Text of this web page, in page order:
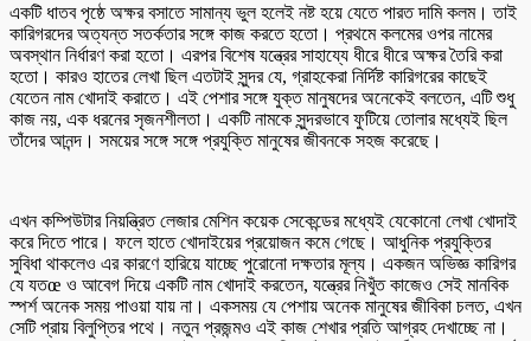
একটি ধাতব পৃষ্ঠে অক্ষর বসাতে সামান্য ভুল হলেই নষ্ট হয়ে যেতে পারত দামি কলম। তাই
কারিগরদের অত্যন্ত সতর্কতার সঙ্গে কাজ করতে হতো। প্রথমে কলমের ওপর নামের
অবস্থান নির্ধারণ করা হতো। এরপর বিশেষ যন্ত্রের সাহায্যে ধীরে ধীরে অক্ষর তৈরি করা
হতো। কারও হাতের লেখা ছিল এতটাই সুন্দর যে, গ্রাহকেরা নির্দিষ্ট কারিগরের কাছেই
যেতেন নাম খোদাই করাতে। এই পেশার সঙ্গে যুক্ত মানুষদের অনেকেই বলতেন, এটি শুধু
কাজ নয়, এক ধরনের সৃজনশীলতা। একটি নামকে সুন্দরভাবে ফুটিয়ে তোলার মধ্যেই ছিল
তাঁদের আনন্দ। সময়ের সঙ্গে সঙ্গে প্রযুক্তি মানুষের জীবনকে সহজ করেছে।
এখন কম্পিউটার নিয়ন্ত্রিত লেজার মেশিন কয়েক সেকেন্ডের মধ্যেই যেকোনো লেখা খোদাই
করে দিতে পারে। ফলে হাতে খোদাইয়ের প্রয়োজন কমে গেছে। আধুনিক প্রযুক্তির
সুবিধা থাকলেও এর কারণে হারিয়ে যাচ্ছে পুরোনো দক্ষতার মূল্য। একজন অভিজ্ঞ কারিগর
যে যতœ ও আবেগ দিয়ে একটি নাম খোদাই করতেন, যন্ত্রের নিখুঁত কাজেও সেই মানবিক
স্পর্শ অনেক সময় পাওয়া যায় না। একসময় যে পেশায় অনেক মানুষের জীবিকা চলত, এখন
সেটি প্রায় বিলুপ্তির পথে। নতুন প্রজন্মও এই কাজ শেখার প্রতি আগ্রহ দেখাচ্ছে না।